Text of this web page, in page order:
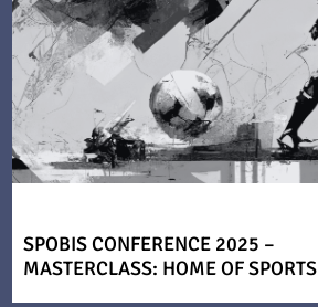
SPOBIS CONFERENCE 2025 –
MASTERCLASS: HOME OF SPORTS